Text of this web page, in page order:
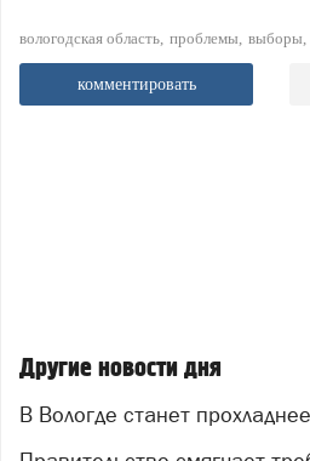
вологодская область проблемы выборы
комментировать
Другие новости дня
В Вологде станет прохладнее